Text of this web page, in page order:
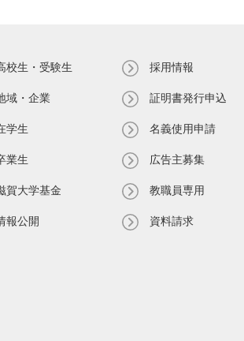
校生・受験生
域・企業
学生
業生
賀大学基金
報公開
採用情報
証明書発⾏申込
名義使⽤申請
広告主募集
教職員専⽤
資料請求